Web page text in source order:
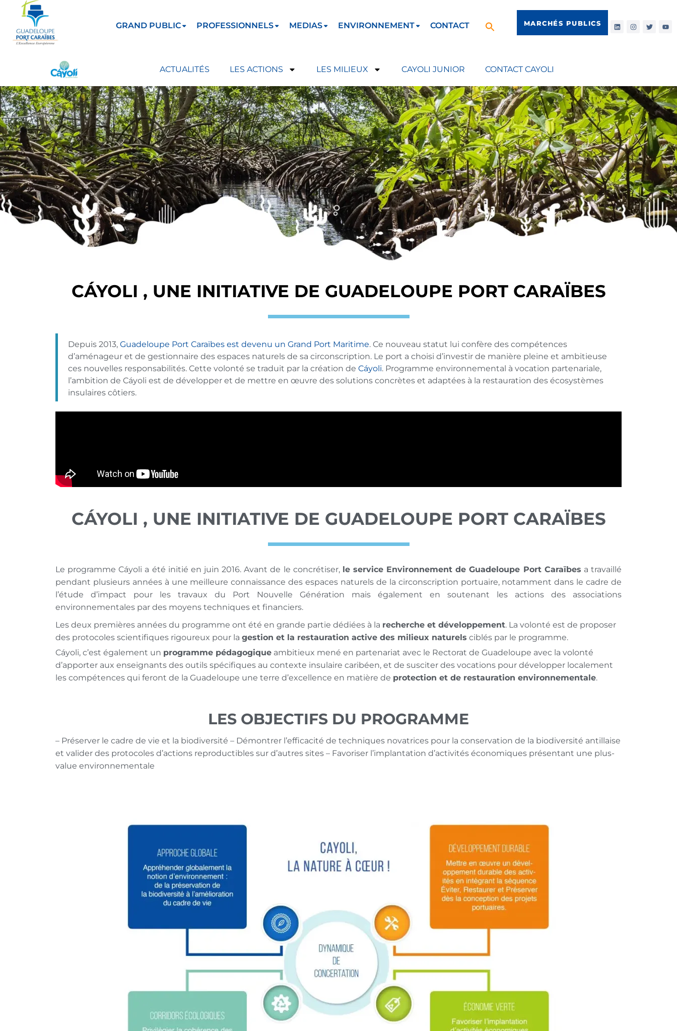
GRAND PUBLIC PROFESSIONNELS MEDIAS ENVIRONNEMENT CONTACT MARCHÉS PUBLICS
ACTUALITÉS LES ACTIONS LES MILIEUX CAYOLI JUNIOR CONTACT CAYOLI
CÁYOLI , UNE INITIATIVE DE GUADELOUPE PORT CARAÏBES
Depuis 2013, Guadeloupe Port Caraïbes est devenu un Grand Port Maritime. Ce nouveau statut lui confère des compétences
d’aménageur et de gestionnaire des espaces naturels de sa circonscription. Le port a choisi d’investir de manière pleine et ambitieuse
ces nouvelles responsabilités. Cette volonté se traduit par la création de Cáyoli. Programme environnemental à vocation partenariale,
l’ambition de Cáyoli est de développer et de mettre en œuvre des solutions concrètes et adaptées à la restauration des écosystèmes
insulaires côtiers.
CÁYOLI , UNE INITIATIVE DE GUADELOUPE PORT CARAÏBES
Le programme Cáyoli a été initié en juin 2016. Avant de le concrétiser, le service Environnement de Guadeloupe Port Caraïbes a travaillé
pendant plusieurs années à une meilleure connaissance des espaces naturels de la circonscription portuaire, notamment dans le cadre de
l’étude d’impact pour les travaux du Port Nouvelle Génération mais également en soutenant les actions des associations
environnementales par des moyens techniques et financiers.
Les deux premières années du programme ont été en grande partie dédiées à la recherche et développement. La volonté est de proposer
des protocoles scientifiques rigoureux pour la gestion et la restauration active des milieux naturels ciblés par le programme.
Cáyoli, c’est également un programme pédagogique ambitieux mené en partenariat avec le Rectorat de Guadeloupe avec la volonté
d’apporter aux enseignants des outils spécifiques au contexte insulaire caribéen, et de susciter des vocations pour développer localement
les compétences qui feront de la Guadeloupe une terre d’excellence en matière de protection et de restauration environnementale.
LES OBJECTIFS DU PROGRAMME
– Préserver le cadre de vie et la biodiversité – Démontrer l’efficacité de techniques novatrices pour la conservation de la biodiversité antillaise
et valider des protocoles d’actions reproductibles sur d’autres sites – Favoriser l’implantation d’activités économiques présentant une plus-
value environnementale